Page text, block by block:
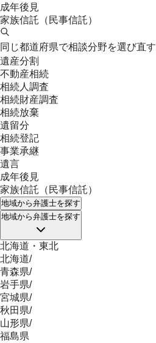
成年後見
家族信託（民事信託）
同じ都道府県で相談分野を選び直す
遺産分割
不動産相続
相続人調査
相続財産調査
相続放棄
遺留分
相続登記
事業承継
遺言
成年後見
家族信託（民事信託）
地域から弁護士を探す
地域から弁護士を探す
北海道・東北
北海道/
青森県/
岩手県/
宮城県/
秋田県/
山形県/
福島県